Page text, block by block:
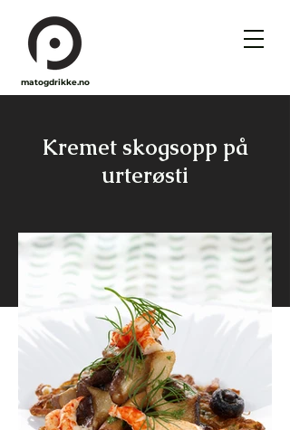
matogdrikke.no
Kremet skogsopp på
urterøsti